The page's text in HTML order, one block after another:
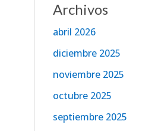
Archivos
abril 2026
diciembre 2025
noviembre 2025
octubre 2025
septiembre 2025